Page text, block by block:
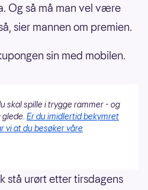
Og så må man vel være
sier mannen om premien.
sin med mobilen.
skal spille i trygge rammer - og
Er du imidlertid bekymret
vi at du besøker våre
stå urørt etter tirsdagens